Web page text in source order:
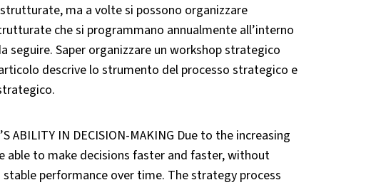
ma a volte si possono organizzare
che si programmano annualmente all’interno
seguire. Saper organizzare un workshop strategico
descrive lo strumento del processo strategico e
ABILITY IN DECISION-MAKING Due to the increasing
able to make decisions faster and faster, without
performance over time. The strategy process